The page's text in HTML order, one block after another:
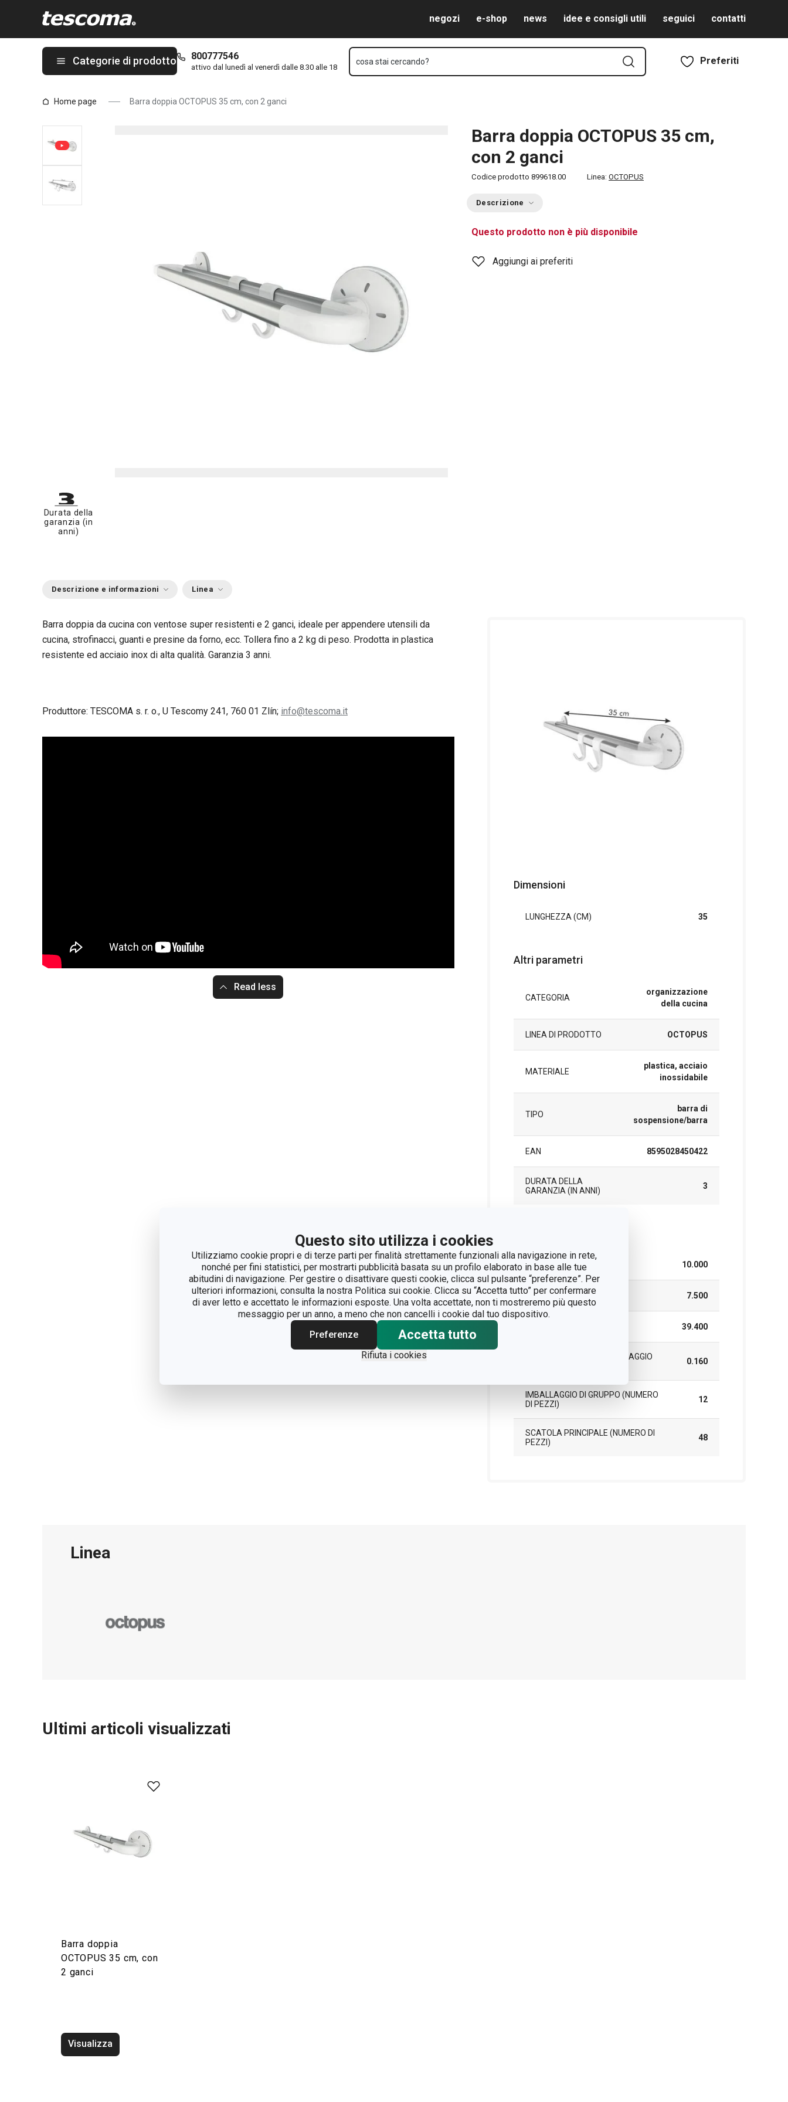
Questo sito utilizza i cookies
Utilizziamo cookie propri e di terze parti per finalità strettamente funzionali alla navigazione in rete,
nonché per fini statistici, per mostrarti pubblicità basata su un profilo elaborato in base alle tue
abitudini di navigazione. Per gestire o disattivare questi cookie, clicca sul pulsante “preferenze”. Per
ulteriori informazioni, consulta la nostra Politica sui cookie. Clicca su “Accetta tutto” per confermare
di aver letto e accettato le informazioni esposte. Una volta accettate, non ti mostreremo più questo
messaggio per un anno, a meno che non cancelli i cookie dal tuo dispositivo.
Preferenze
Accetta tutto
Rifiuta i cookies
negozi e-shop news idee e consigli utili seguici contatti
Categorie di prodotto 800777546
attivo dal lunedì al venerdì dalle 8.30 alle 18
cosa stai cercando? Preferiti
Home page Barra doppia OCTOPUS 35 cm, con 2 ganci
Barra doppia OCTOPUS 35 cm,
con 2 ganci
Codice prodotto 899618.00 Linea: OCTOPUS
Descrizione
Questo prodotto non è più disponibile
Aggiungi ai preferiti
Durata della
garanzia (in
anni)
Descrizione e informazioni Linea
Barra doppia da cucina con ventose super resistenti e 2 ganci, ideale per appendere utensili da
cucina, strofinacci, guanti e presine da forno, ecc. Tollera fino a 2 kg di peso. Prodotta in plastica
resistente ed acciaio inox di alta qualità. Garanzia 3 anni.
Produttore: TESCOMA s. r. o., U Tescomy 241, 760 01 Zlín; info@tescoma.it
Read less
Dimensioni
LUNGHEZZA (CM) 35
Altri parametri
CATEGORIA
organizzazione
della cucina
LINEA DI PRODOTTO OCTOPUS
MATERIALE
plastica, acciaio
inossidabile
TIPO
barra di
sospensione/barra
EAN 8595028450422
DURATA DELLA
GARANZIA (IN ANNI)
3
LARGHEZZA (CM) 10.000
ALTEZZA (CM) 7.500
39.400
PESO COMPRESO L'IMBALLAGGIO
0.160
IMBALLAGGIO DI GRUPPO (NUMERO
DI PEZZI)
12
SCATOLA PRINCIPALE (NUMERO DI
PEZZI)
48
Linea
Ultimi articoli visualizzati
Barra doppia
OCTOPUS 35 cm, con
2 ganci
Visualizza